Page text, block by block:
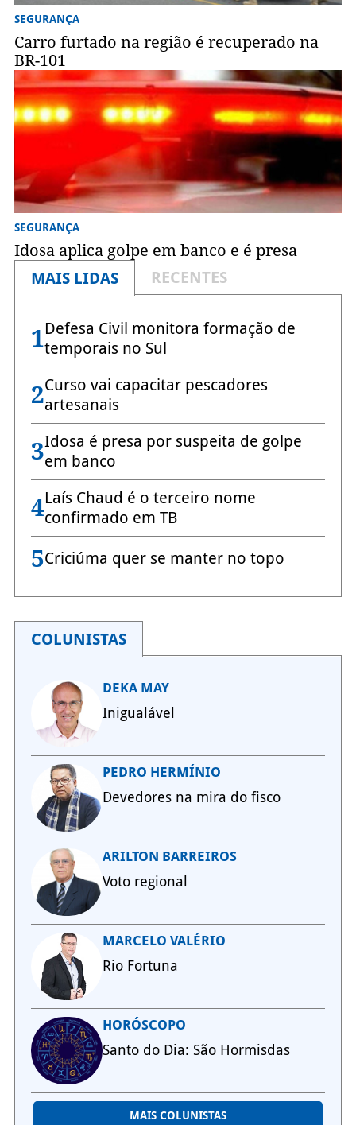
SEGURANÇA
Carro furtado na região é recuperado na
BR-101
SEGURANÇA
Idosa aplica golpe em banco e é presa
MAIS LIDAS
RECENTES
1Defesa Civil monitora formação de
temporais no Sul
2Curso vai capacitar pescadores
artesanais
3Idosa é presa por suspeita de golpe
em banco
4Laís Chaud é o terceiro nome
confirmado em TB
5Criciúma quer se manter no topo
COLUNISTAS
DEKA MAY
Inigualável
PEDRO HERMÍNIO
Devedores na mira do fisco
ARILTON BARREIROS
Voto regional
MARCELO VALÉRIO
Rio Fortuna
HORÓSCOPO
Santo do Dia: São Hormisdas
MAIS COLUNISTAS